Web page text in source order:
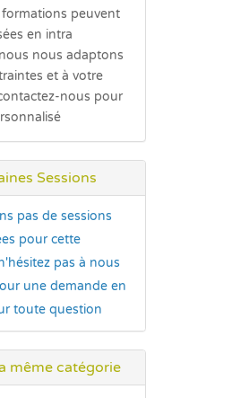
peuvent
en intra
nous adaptons
et à votre
nous pour
Sessions
pas de sessions
pour cette
pas à nous
une demande en
toute question
même catégorie